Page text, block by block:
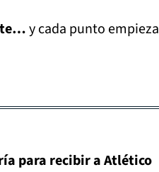
y cada punto empieza
para recibir a Atlético